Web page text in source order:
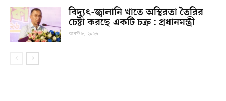
বিদ্যুৎ-জ্বালানি খাতে অস্থিরতা তৈরির
চেষ্টা করছে একটি চক্র : প্রধানমন্ত্রী
আগস্ট ৮, ২০২৬